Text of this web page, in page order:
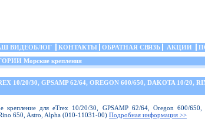
ВИДЕОБЛОГ КОНТАКТЫ ОБРАТНАЯ СВЯЗЬ АКЦИИ
Морские крепления
10/20/30, GPSAMP 62/64, OREGON 600/650, DAKOTA 10/20,
крепление для eTrex 10/20/30, GPSAMP 62/64, Oregon 600/650,
650, Astro, Alpha (010-11031-00) Подробная информация >>